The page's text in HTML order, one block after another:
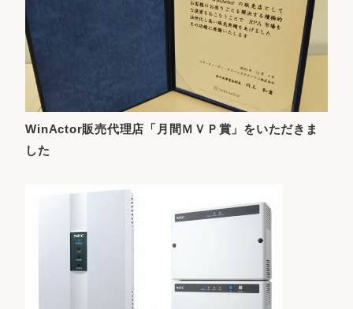
WinActor販売代理店「月間ＭＶＰ賞」をいただきま
した